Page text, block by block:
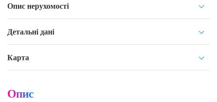
Опис нерухомості
Детальні дані
Карта
Опис